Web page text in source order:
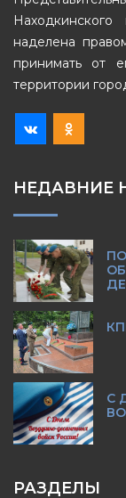
Находкинского
наделена
принимать от
территории
НЕДАВНИЕ
С
РАЗДЕЛЫ